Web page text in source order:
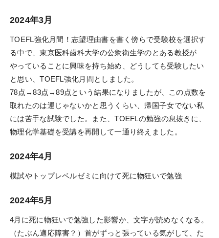
2024年3月
TOEFL強化月間！志望理由書を書く傍らで受験校を選択す
る中で、東京医科歯科大学の公衆衛生学のとある教授が
やっていることに興味を持ち始め、どうしても受験したい
と思い、TOEFL強化月間としました。
78点→83点→89点という結果になりましたが、この点数を
取れたのは運じゃないかと思うくらい、帰国子女でない私
には苦手な試験でした。また、TOEFLの勉強の息抜きに、
物理化学基礎を受講を再開して一通り終えました。
2024年4月
模試やトップレベルゼミに向けて死に物狂いで勉強
2024年5月
4月に死に物狂いで勉強した影響か、文字が読めなくなる。
（たぶん適応障害？）首がずっと張っている気がして、た